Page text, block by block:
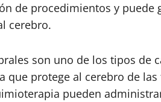
de procedimientos y puede
cerebro.
son uno de los tipos de
que protege al cerebro de
pueden